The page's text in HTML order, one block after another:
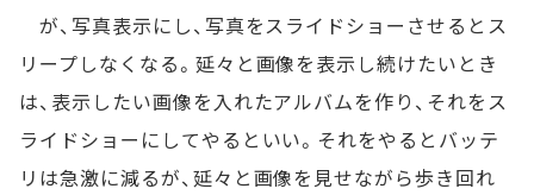
が、写真表示にし、写真をスライドショーさせるとス
リープしなくなる。延々と画像を表示し続けたいとき
は、表示したい画像を入れたアルバムを作り、それをス
ライドショーにしてやるといい。それをやるとバッテ
リは急激に減るが、延々と画像を見せながら歩き回れ